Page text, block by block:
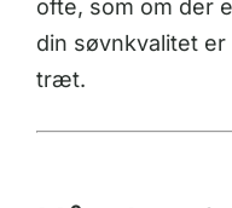
ofte, som om der
din søvnkvalitet
træt.